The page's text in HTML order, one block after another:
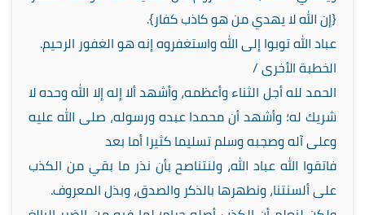
{إن الله لا يهدي من هو كاذب كفار}.
عباد الله توبوا إلى الله واستغفروه إنه هو الغفور الرحيم.
الخطبة الأخرى /
الحمد لله أجل الثناء وأعظمه، وأشهد ألا إله إلا الله وحده لا
شريك له؛ وأشهد أن محمدا عبده ورسوله، صلى الله عليه
وعلى آله وصجبه وسلم تسليما كثيرا أما بعد
فاتقوا الله عباد الله، ولنتناصح بأن نذر ما بقي من الكذب
على ألسنتنا، ونطهرها بالذكر والصدق، وبذل المعروف.